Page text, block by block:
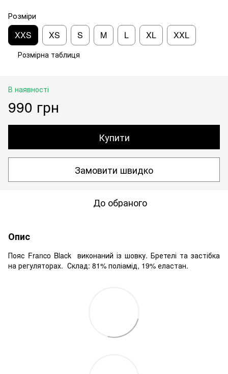
Розміри
XXS XS S M L XL XXL
Розмірна таблиця
В наявності
990 грн
Купити
Замовити швидко
До обраного
Опис
Пояс Franco Black виконаний із шовку. Бретелі та застібка
на регуляторах. Склад: 81% поліамід, 19% еластан.